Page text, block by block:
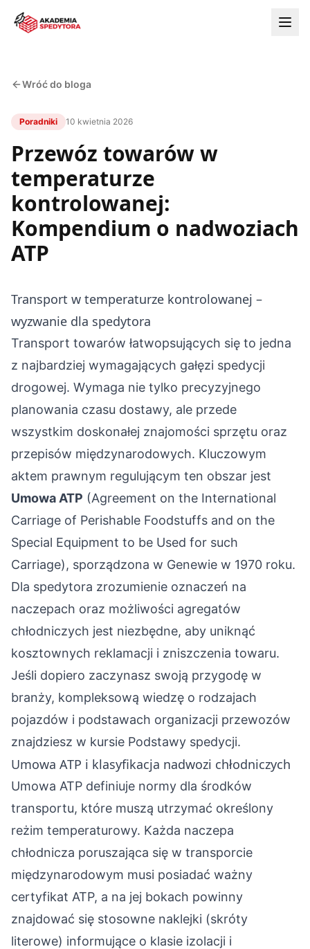
Wróć do bloga
Poradniki 10 kwietnia 2026
Przewóz towarów w
temperaturze
kontrolowanej:
Kompendium o nadwoziach
ATP
Transport w temperaturze kontrolowanej –
wyzwanie dla spedytora
Transport towarów łatwopsujących się to jedna
z najbardziej wymagających gałęzi spedycji
drogowej. Wymaga nie tylko precyzyjnego
planowania czasu dostawy, ale przede
wszystkim doskonałej znajomości sprzętu oraz
przepisów międzynarodowych. Kluczowym
aktem prawnym regulującym ten obszar jest
Umowa ATP (Agreement on the International
Carriage of Perishable Foodstuffs and on the
Special Equipment to be Used for such
Carriage), sporządzona w Genewie w 1970 roku.
Dla spedytora zrozumienie oznaczeń na
naczepach oraz możliwości agregatów
chłodniczych jest niezbędne, aby uniknąć
kosztownych reklamacji i zniszczenia towaru.
Jeśli dopiero zaczynasz swoją przygodę w
branży, kompleksową wiedzę o rodzajach
pojazdów i podstawach organizacji przewozów
znajdziesz w kursie Podstawy spedycji.
Umowa ATP i klasyfikacja nadwozi chłodniczych
Umowa ATP definiuje normy dla środków
transportu, które muszą utrzymać określony
reżim temperaturowy. Każda naczepa
chłodnicza poruszająca się w transporcie
międzynarodowym musi posiadać ważny
certyfikat ATP, a na jej bokach powinny
znajdować się stosowne naklejki (skróty
literowe) informujące o klasie izolacji i